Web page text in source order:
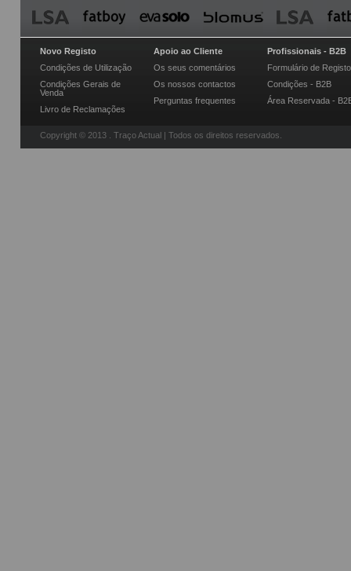
Novo Registo
Condições de Utilização
Condições Gerais de
Venda
Livro de Reclamações
Apoio ao Cliente
Os seus comentários
Os nossos contactos
Perguntas frequentes
Profissionais - B2B
Formulário de Registo
Condições - B2B
Área Reservada -
Copyright © 2013 . Traço Actual | Todos os direitos reservados.